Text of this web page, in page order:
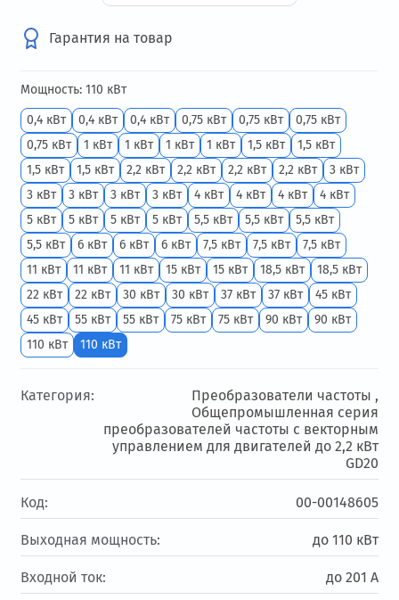
Гарантия на товар
Мощность: 110 кВт
0,4 кВт
0,4 кВт 0,4 кВт 0,75 кВт 0,75 кВт
0,75 кВт
0,75 кВт
1 кВт 1 кВт 1 кВт 1 кВт 1,5 кВт
1,5 кВт
1,5 кВт
1,5 кВт 2,2 кВт 2,2 кВт 2,2 кВт 2,2 кВт
3 кВт
3 кВт
3 кВт 3 кВт 3 кВт 4 кВт 4 кВт 4 кВт
4 кВт
5 кВт
5 кВт 5 кВт 5 кВт 5,5 кВт 5,5 кВт
5,5 кВт
5,5 кВт
6 кВт 6 кВт 6 кВт 7,5 кВт 7,5 кВт
7,5 кВт
11 кВт
11 кВт 11 кВт 15 кВт 15 кВт 18,5 кВт
18,5 кВт
22 кВт
22 кВт 30 кВт 30 кВт 37 кВт 37 кВт
45 кВт
45 кВт
55 кВт 55 кВт 75 кВт 75 кВт 90 кВт
90 кВт
110 кВт
110 кВт
Категория:
Преобразователи частоты ,
Общепромышленная серия
преобразователей частоты с векторным
управлением для двигателей до 2,2 кВт
GD20
Код: 00-00148605
Выходная мощность: до 110 кВт
Входной ток: до 201 А